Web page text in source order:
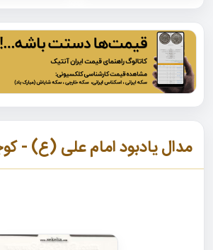
مدال یادبود امام علی (ع) -